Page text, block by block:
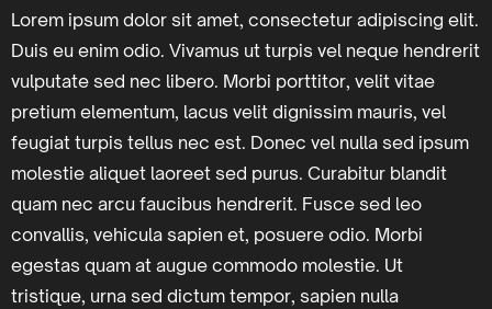
Lorem ipsum dolor sit amet, consectetur adipiscing elit.
Duis eu enim odio. Vivamus ut turpis vel neque hendrerit
vulputate sed nec libero. Morbi porttitor, velit vitae
pretium elementum, lacus velit dignissim mauris, vel
feugiat turpis tellus nec est. Donec vel nulla sed ipsum
molestie aliquet laoreet sed purus. Curabitur blandit
quam nec arcu faucibus hendrerit. Fusce sed leo
convallis, vehicula sapien et, posuere odio. Morbi
egestas quam at augue commodo molestie. Ut
tristique, urna sed dictum tempor, sapien nulla